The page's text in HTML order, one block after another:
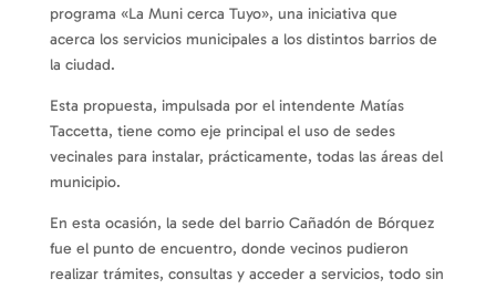
programa «La Muni cerca Tuyo», una iniciativa que
acerca los servicios municipales a los distintos barrios de
la ciudad.
Esta propuesta, impulsada por el intendente Matías
Taccetta, tiene como eje principal el uso de sedes
vecinales para instalar, prácticamente, todas las áreas del
municipio.
En esta ocasión, la sede del barrio Cañadón de Bórquez
fue el punto de encuentro, donde vecinos pudieron
realizar trámites, consultas y acceder a servicios, todo sin